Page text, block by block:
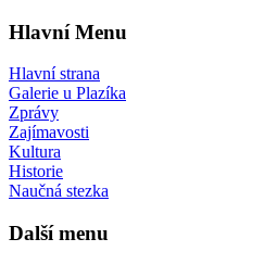
Hlavní Menu
Hlavní strana
Galerie u Plazíka
Zprávy
Zajímavosti
Kultura
Historie
Naučná stezka
Další menu